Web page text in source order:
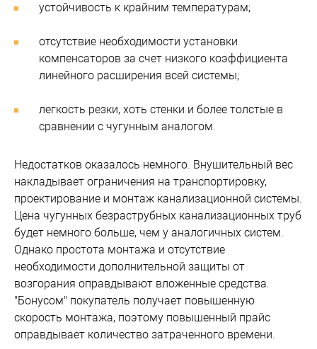
устойчивость к крайним температурам;
отсутствие необходимости установки
компенсаторов за счет низкого коэффициента
линейного расширения всей системы;
легкость резки, хоть стенки и более толстые в
сравнении с чугунным аналогом.
Недостатков оказалось немного. Внушительный вес
накладывает ограничения на транспортировку,
проектирование и монтаж канализационной системы.
Цена чугунных безраструбных канализационных труб
будет немного больше, чем у аналогичных систем.
Однако простота монтажа и отсутствие
необходимости дополнительной защиты от
возгорания оправдывают вложенные средства.
"Бонусом" покупатель получает повышенную
скорость монтажа, поэтому повышенный прайс
оправдывает количество затраченного времени.